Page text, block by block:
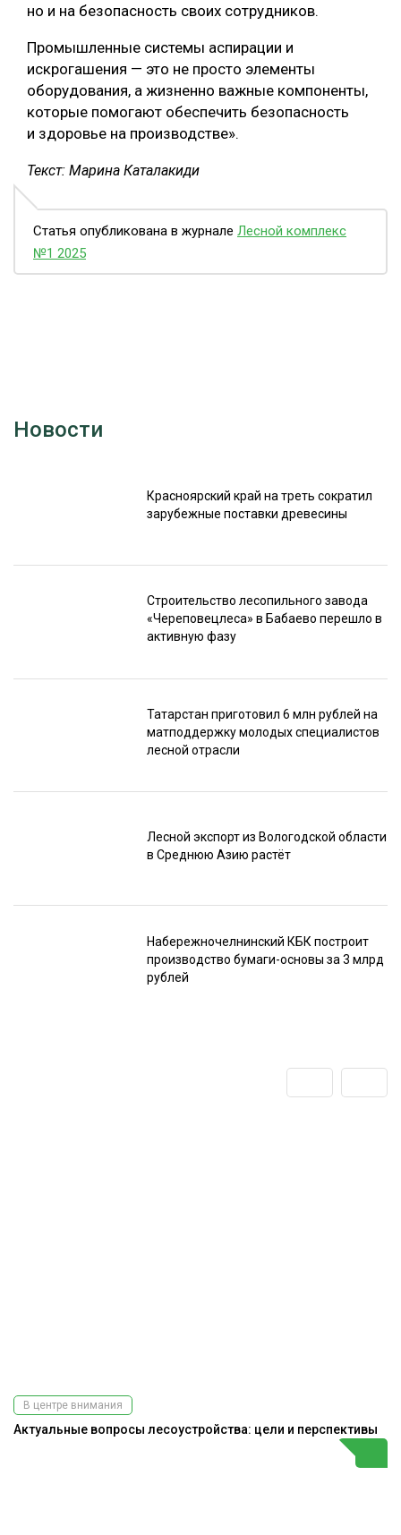
но и на безопасность своих сотрудников.
Промышленные системы аспирации и
искрогашения — это не просто элементы
оборудования, а жизненно важные компоненты,
которые помогают обеспечить безопасность
и здоровье на производстве».
Текст: Марина Каталакиди
Статья опубликована в журнале Лесной комплекс
№1 2025
Новости
Красноярский край на треть сократил
зарубежные поставки древесины
Строительство лесопильного завода
«Череповецлеса» в Бабаево перешло в
активную фазу
Татарстан приготовил 6 млн рублей на
матподдержку молодых специалистов
лесной отрасли
Лесной экспорт из Вологодской области
в Среднюю Азию растёт
Набережночелнинский КБК построит
производство бумаги-основы за 3 млрд
рублей
В центре внимания
Актуальные вопросы лесоустройства: цели и перспективы